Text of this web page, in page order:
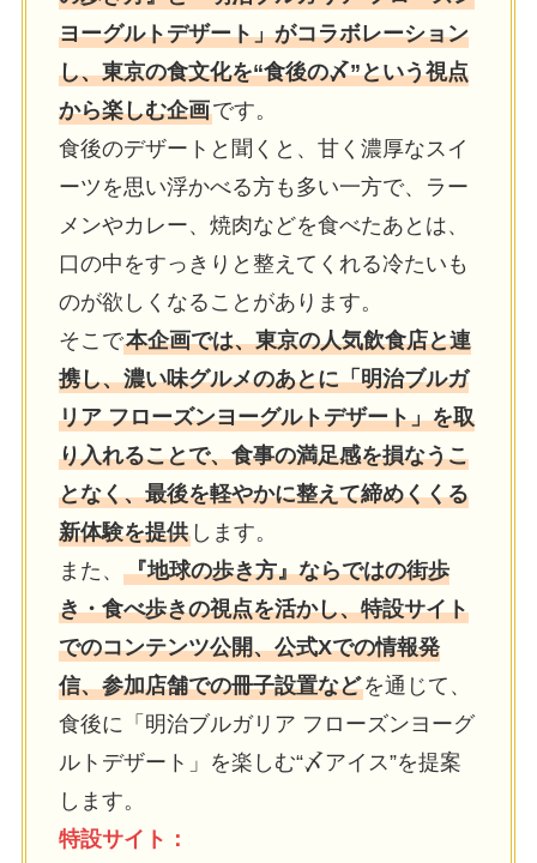
ヨーグルトデザート」がコラボレーション
し、東京の⾷⽂化を“⾷後の〆”という視点
から楽しむ企画です。
⾷後のデザートと聞くと、⽢く濃厚なスイ
ーツを思い浮かべる⽅も多い⼀⽅で、ラー
メンやカレー、焼⾁などを⾷べたあとは、
⼝の中をすっきりと整えてくれる冷たいも
のが欲しくなることがあります。
そこで本企画では、東京の⼈気飲⾷店と連
携し、濃い味グルメのあとに「明治ブルガ
リア フローズンヨーグルトデザート」を取
り⼊れることで、⾷事の満⾜感を損なうこ
となく、最後を軽やかに整えて締めくくる
新体験を提供します。
また、 『地球の歩き⽅』ならではの街歩
き・⾷べ歩きの視点を活かし、特設サイト
でのコンテンツ公開、公式Xでの情報発
信、参加店舗での冊⼦設置などを通じて、
⾷後に「明治ブルガリア フローズンヨーグ
ルトデザート」を楽しむ“〆アイス”を提案
します。
特設サイト：